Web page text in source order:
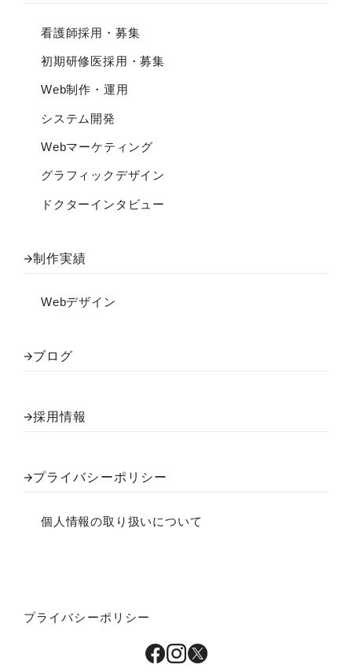
看護師採用・募集
初期研修医採用・募集
Web制作・運用
システム開発
Webマーケティング
グラフィックデザイン
ドクターインタビュー
制作実績
Webデザイン
ブログ
採用情報
プライバシーポリシー
個人情報の取り扱いについて
プライバシーポリシー